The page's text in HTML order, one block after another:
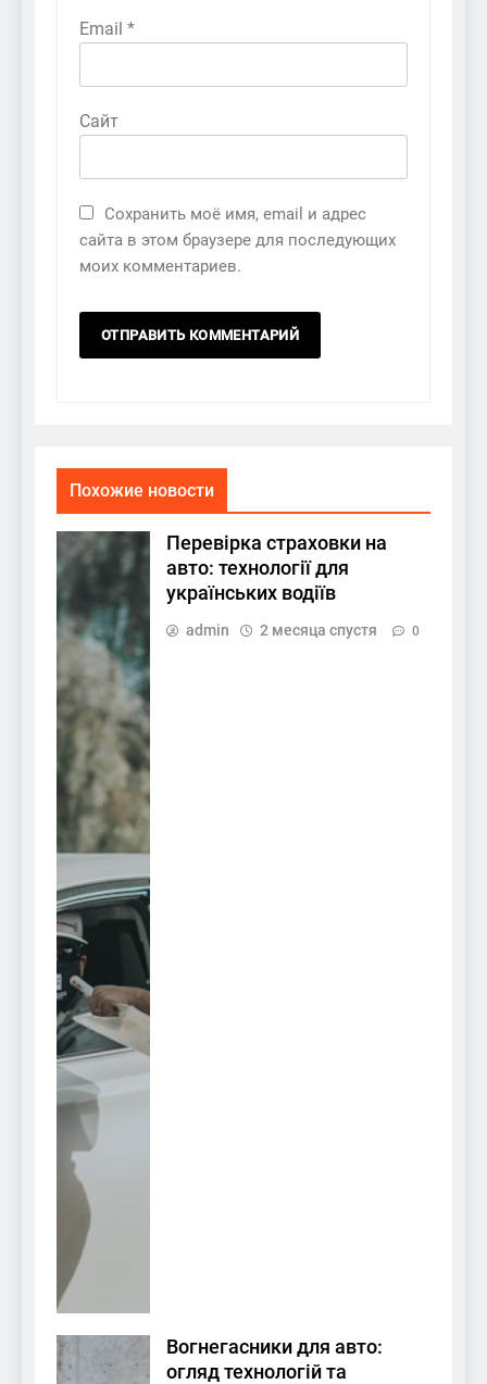
Email *
Сайт
Сохранить моё имя, email и адрес
сайта в этом браузере для последующих
моих комментариев.
Похожие новости
Перевірка страховки на
авто: технології для
українських водіїв
admin 2 месяца спустя 0
Вогнегасники для авто:
огляд технологій та